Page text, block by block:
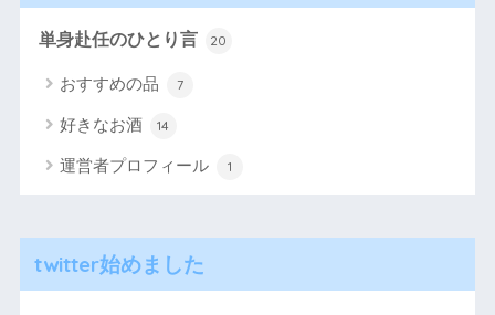
単身赴任のひとり言 20
おすすめの品 7
好きなお酒 14
運営者プロフィール 1
twitter始めました